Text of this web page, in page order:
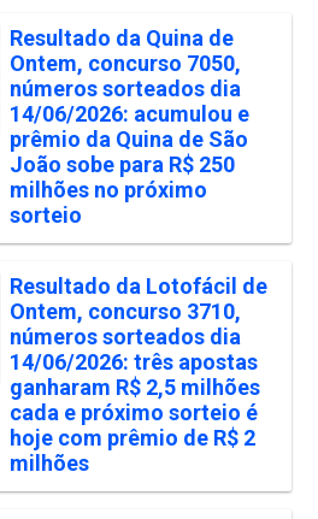
Resultado da Quina de
Ontem, concurso 7050,
números sorteados dia
14/06/2026: acumulou e
prêmio da Quina de São
João sobe para R$ 250
milhões no próximo
sorteio
Resultado da Lotofácil de
Ontem, concurso 3710,
números sorteados dia
14/06/2026: três apostas
ganharam R$ 2,5 milhões
cada e próximo sorteio é
hoje com prêmio de R$ 2
milhões